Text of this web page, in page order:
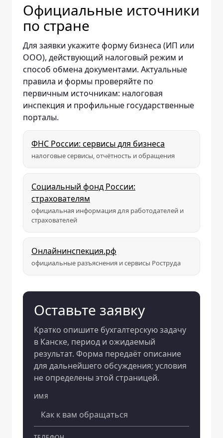
Официальные источники
по стране
Для заявки укажите форму бизнеса (ИП или
ООО), действующий налоговый режим и
способ обмена документами. Актуальные
правила и формы проверяйте по
первичным источникам: налоговая
инспекция и профильные государственные
порталы.
ФНС России: сервисы для бизнеса
налоговые сервисы, отчётность и обращения
Социальный фонд России:
страхователям
официальная информация для работодателей и
страхователей
Онлайнинспекция.рф
официальные разъяснения и сервисы Роструда
Оставьте заявку
Кратко опишите бухгалтерскую задачу
в Канске, период и ожидаемый
результат. Форма передаёт описание
для дальнейшего обсуждения; условия
не определены этой страницей.
ИМЯ
Компания